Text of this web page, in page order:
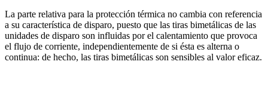
La parte relativa para la protección térmica no cambia con referencia
a su característica de disparo, puesto que las tiras bimetálicas de las
unidades de disparo son influidas por el calentamiento que provoca
el flujo de corriente, independientemente de si ésta es alterna o
continua: de hecho, las tiras bimetálicas son sensibles al valor eficaz.